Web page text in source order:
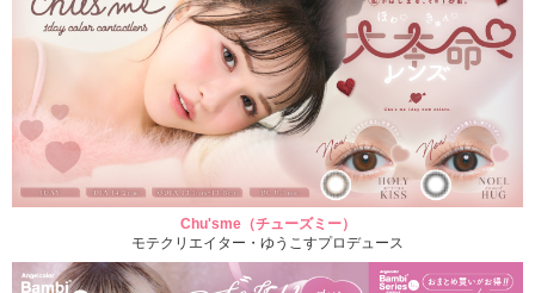
Chu'sme（チューズミー）
モテクリエイター・ゆうこすプロデュース